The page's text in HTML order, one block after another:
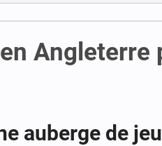
Angleterre
auberge de